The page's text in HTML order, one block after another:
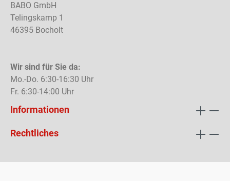
BABO GmbH
Telingskamp 1
46395 Bocholt
Wir sind für Sie da:
Mo.-Do. 6:30-16:30 Uhr
Fr. 6:30-14:00 Uhr
Informationen
Rechtliches